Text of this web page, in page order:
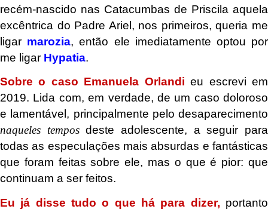
recém-nascido nas Catacumbas de Priscila aquela
excêntrica do Padre Ariel, nos primeiros, queria me
ligar marozia, então ele imediatamente optou por
me ligar Hypatia.
Sobre o caso Emanuela Orlandi eu escrevi em
2019. Lida com, em verdade, de um caso doloroso
e lamentável, principalmente pelo desaparecimento
naqueles temposdeste adolescente, a seguir para
todas as especulações mais absurdas e fantásticas
que foram feitas sobre ele, mas o que é pior: que
continuam a ser feitos.
Eu já disse tudo o que há para dizer, portanto